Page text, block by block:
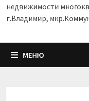
недвижимости
г.Владимир,
МЕНЮ